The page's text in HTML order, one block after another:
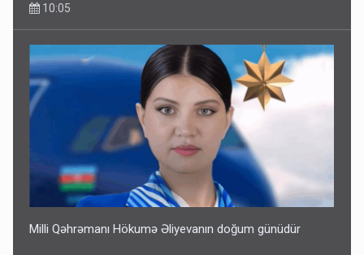
10:05
Milli Qəhrəmanı Hökumə Əliyevanın doğum günüdür